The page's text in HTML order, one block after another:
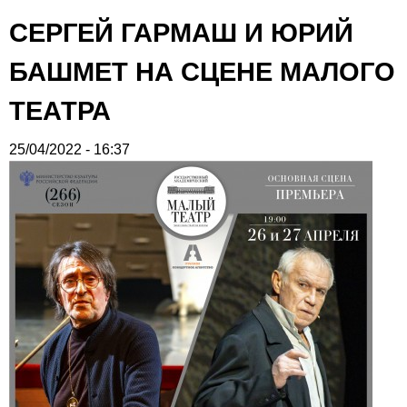
СЕРГЕЙ ГАРМАШ И ЮРИЙ
БАШМЕТ НА СЦЕНЕ МАЛОГО
ТЕАТРА
25/04/2022 - 16:37